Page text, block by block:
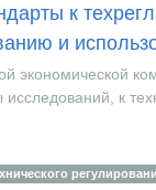
к
и
экономической
к